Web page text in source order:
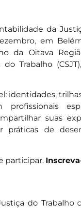
da
em
da Oitava
Trabalho
identidades,
suas
práticas de
participar.
do Trabalho